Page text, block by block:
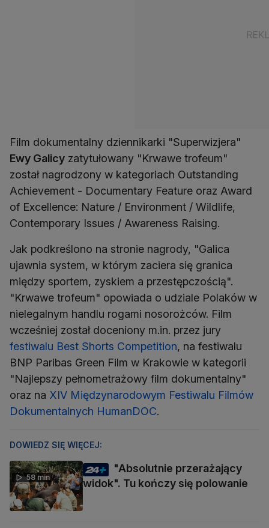
Film dokumentalny dziennikarki "Superwizjera"
Ewy Galicy zatytułowany "Krwawe trofeum"
został nagrodzony w kategoriach Outstanding
Achievement - Documentary Feature oraz Award
of Excellence: Nature / Environment / Wildlife,
Contemporary Issues / Awareness Raising.
Jak podkreślono na stronie nagrody, "Galica
ujawnia system, w którym zaciera się granica
między sportem, zyskiem a przestępczością".
"Krwawe trofeum" opowiada o udziale Polaków w
nielegalnym handlu rogami nosorożców. Film
wcześniej został doceniony m.in. przez jury
festiwalu Best Shorts Competition, na festiwalu
BNP Paribas Green Film w Krakowie w kategorii
"Najlepszy pełnometrażowy film dokumentalny"
oraz na XIV Międzynarodowym Festiwalu Filmów
Dokumentalnych HumanDOC.
58 min
DOWIEDZ SIĘ WIĘCEJ:
"Absolutnie przerażający
widok". Tu kończy się polowanie